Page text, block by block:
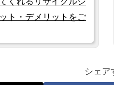
ト・デメリットをご
シェア